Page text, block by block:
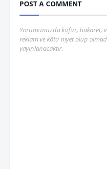
POST A COMMENT
Yorumunuzda küfür, hakaret,
reklam ve kötü niyet olup
yayınlanacaktır.